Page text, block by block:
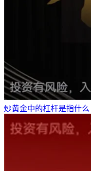
炒黄金中的杠杆是指什么